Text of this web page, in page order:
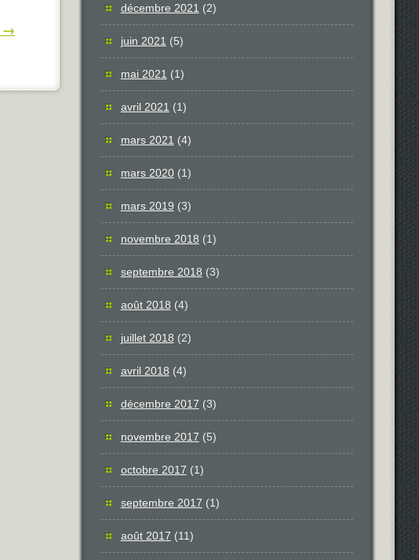
→
décembre 2021 (2)
juin 2021 (5)
mai 2021 (1)
avril 2021 (1)
mars 2021 (4)
mars 2020(1)
mars 2019 (3)
novembre 2018 (1)
septembre 2018 (3)
août 2018 (4)
juillet 2018 (2)
avril 2018 (4)
décembre 2017 (3)
novembre 2017 (5)
octobre 2017 (1)
septembre 2017 (1)
août 2017 (11)